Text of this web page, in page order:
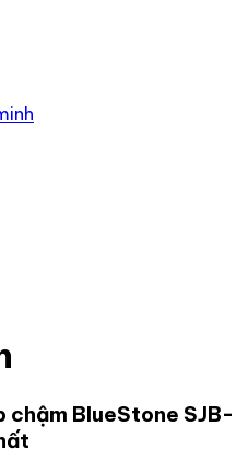
chậm BlueStone SJB-